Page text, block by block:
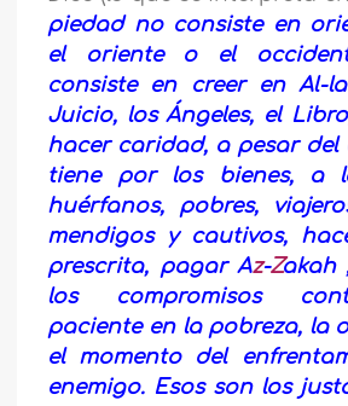
piedad no consiste en
el oriente o el
consiste en creer en Al-
Juicio, los Ángeles, el
hacer caridad, a pesar del
tiene por los bienes, a
huérfanos, pobres,
mendigos y cautivos,
prescrita, pagar Az-Zakah
los compromisos
paciente en la pobreza, la
el momento del
enemigo. Esos son los